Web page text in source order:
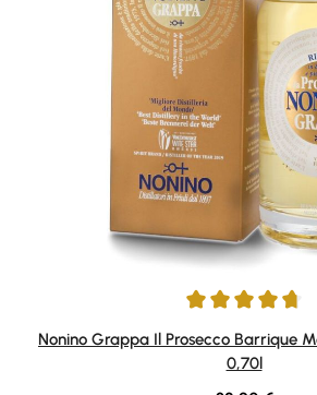
Durchschnittliche Bewertung von 4.83
Nonino Grappa Il Prosecco Barrique
0,70l